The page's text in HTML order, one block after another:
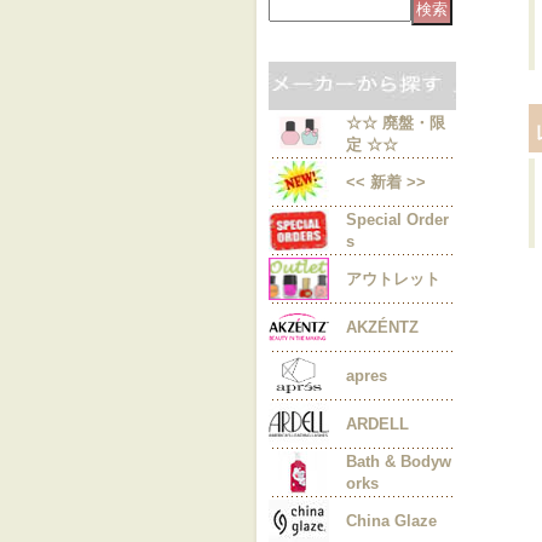
☆☆ 廃盤・限
定 ☆☆
<< 新着 >>
Special Order
s
アウトレット
AKZÉNTZ
apres
ARDELL
Bath & Bodyw
orks
China Glaze